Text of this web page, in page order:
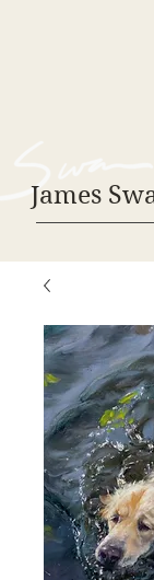
James